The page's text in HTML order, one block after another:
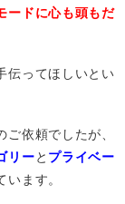
ードに心も頭もだ
伝ってほしいとい
依頼でしたが、
リーと プライベー
ます。